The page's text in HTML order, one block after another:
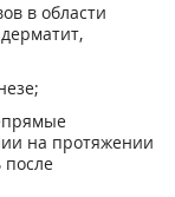
в области
на протяжении
после